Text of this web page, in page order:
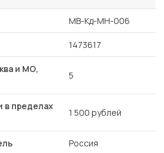
MB-Кд-МН-006
1473617
и МО,
5
в пределах
1 500 рублей
Россия